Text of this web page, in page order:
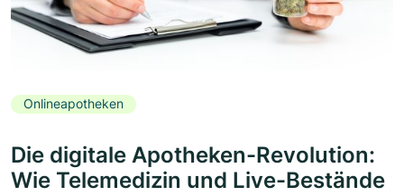
Onlineapotheken
Die digitale Apotheken-Revolution:
Wie Telemedizin und Live-Bestände